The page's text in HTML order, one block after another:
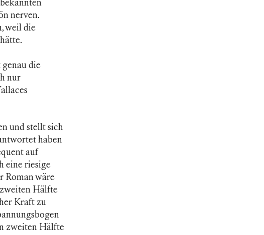
nerven.
weil die
die
nur
und stellt sich
haben
auf
eine riesige
Roman wäre
Hälfte
Kraft zu
zweiten Hälfte